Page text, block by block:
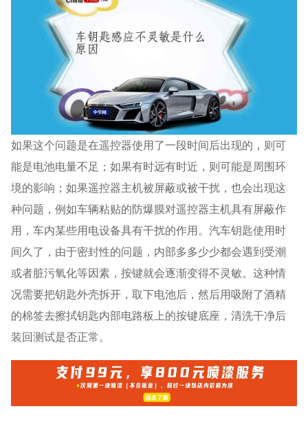
如果这个问题是在遥控器使用了一段时间后出现的，则可
能是电池电量不足；如果有时远有时近，则可能是周围环
境的影响；如果遥控器主机被屏蔽或被干扰，也会出现这
种问题，例如车辆粘贴的防爆膜对遥控器主机具有屏蔽作
用，车内某些用电设备具有干扰的作用。汽车钥匙使用时
间久了，由于密封性的问题，内部多多少少都会遇到受潮
或者脏污氧化等因素，按键就会逐渐变得不灵敏。这种情
况需要把钥匙外壳拆开，取下电池后，然后用吸附了酒精
的棉签去擦拭钥匙内部电路板上的按键底座，清洗干净后
装回测试是否正常。